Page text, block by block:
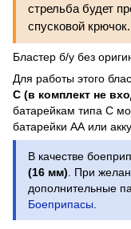
стрельба будет
спусковой крючок.
Бластер б/у без
Для работы этого
C (в комплект не
батарейкам типа C
батарейки АА или
В качестве
(16 мм) . При
дополнительные
Боеприпасы